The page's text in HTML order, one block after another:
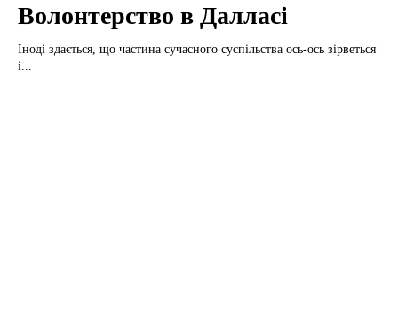
Волонтерство в Далласі
Іноді здається, що частина сучасного суспільства ось-ось зірветься
і...